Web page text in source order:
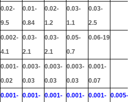
0.02-
9.5
0.01-
0.84
0.02-
1.2
0.03-
1.1
0.03-
2.5
0.002-
4.1
0.03-
2.1
0.03-
2.1
0.05-
0.7
0.06-19
0.001-
0.02
0.003-
0.03
0.003-
0.03
0.003-
0.03
0.001-
0.07
0.001- 0.001- 0.001- 0.001- 0.001- 0.005-